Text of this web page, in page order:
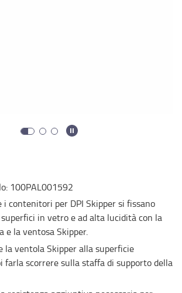
: 100PAL001592
i contenitori per DPI Skipper si fissano
in vetro e ad alta lucidità con la
e la ventosa Skipper.
la ventola Skipper alla superficie
farla scorrere sulla staffa di supporto della